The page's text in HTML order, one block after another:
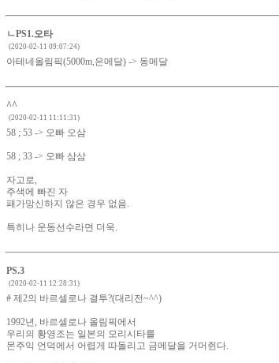
ㄴPS1.오타
(2020-02-11 09:07:24)
아테네올림픽(5000m,은메달) -> 동메달
^^
(2020-02-11 11:11:31)
58 ; 53 -> 오빠 오삼
58 ; 33 -> 오빠 삼삼
자고로,
주색에 빠진 자
패가망신하지 않은 경우 없음.
특히나 운동선수라면 더욱.
PS.3
(2020-02-11 12:28:31)
# 제2의 바르셀로나 결투?(대리전~^^)
1992년, 바르셀로나 올림픽에서
우리의 황영조는 일본의 모리시타를
몬주익 언덕에서 어렵게 따돌리고 금메달을 거머쥔다.